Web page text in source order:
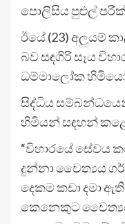
පොලිසිය පුළුල්
ඊයේ (23) අලුයම්
බව සඳගිරි සෑය
ධම්මාලෝක
සිද්ධිය
හිමියන් සඳහන්
“විහාරයේ සේවය
දුන්නා චෛත්‍යය
දෙකම කඩා දමා
කෙනෙකුට